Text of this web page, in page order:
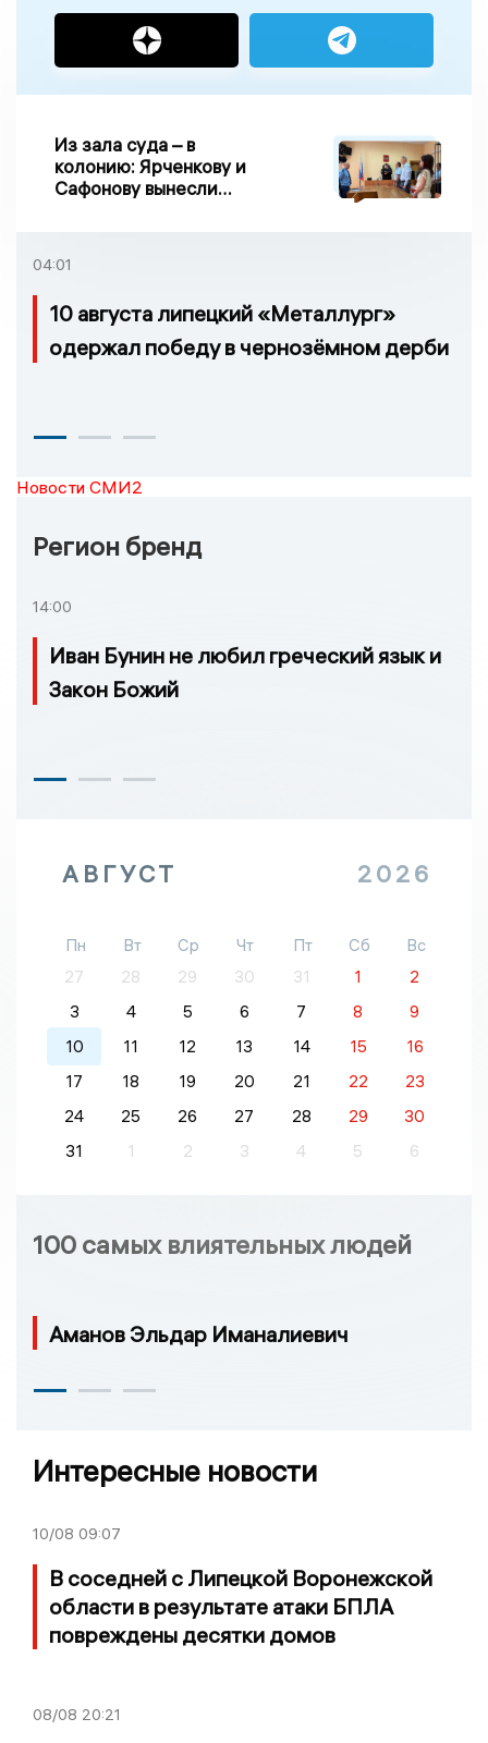
Из зала суда – в
колонию: Ярченкову и
Сафонову вынесли
04:01
10 августа липецкий «Металлург»
одержал победу в чернозёмном дерби
Новости СМИ2
Регион бренд
14:00
Иван Бунин не любил греческий язык и
Закон Божий
АВГУСТ 2026
Пн Вт Ср Чт Пт Сб
Вс
27
28 29 30 31 1
2
3
4 5 6 7 8
9
10
11 12 13 14 15
16
17
18 19 20 21 22
23
24
25 26 27 28 29
30
31
1 2 3 4 5 6
100 самых влиятельных людей
Аманов Эльдар Иманалиевич
Интересные новости
10/08 09:07
В соседней с Липецкой Воронежской
области в результате атаки БПЛА
повреждены десятки домов
08/08 20:21